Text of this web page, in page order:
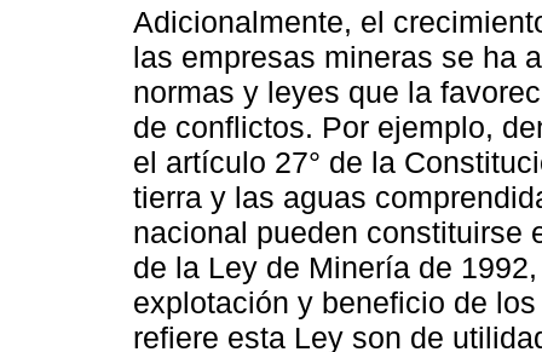
Adicionalmente, el
las empresas mineras se ha
normas y leyes que la
de conflictos. Por ejemplo,
el artículo 27° de la
tierra y las aguas
nacional pueden constituirse
de la Ley de Minería de
explotación y beneficio de
refiere esta Ley son de